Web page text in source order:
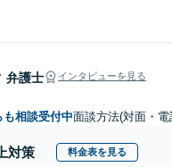
弁護士 インタビューを見る
も相談受付中面談方法(対面・
対策 料金表を見る